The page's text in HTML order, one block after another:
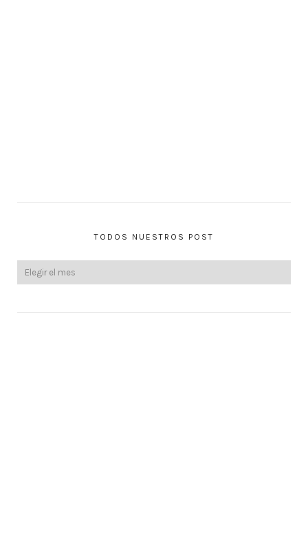
TODOS NUESTROS POST